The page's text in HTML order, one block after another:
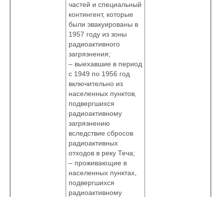
частей и специальный
контингент, которые
были эвакуированы в
1957 году из зоны
радиоактивного
загрязнения;
– выехавшие в период
с 1949 по 1956 год
включительно из
населенных пунктов,
подвергшихся
радиоактивному
загрязнению
вследствие сбросов
радиоактивных
отходов в реку Теча;
– проживающие в
населенных пунктах,
подвергшихся
радиоактивному